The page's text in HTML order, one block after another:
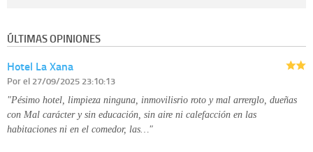
Derechos:tiene derecho a saber qué información tenemos sobre usted,
disponible en nuestra página web.
Información complementaria:
ÚLTIMAS OPINIONES
Hotel La Xana
Porel 27/09/2025 23:10:13
"Pésimo hotel, limpieza ninguna, inmovilisrio roto y mal arrerglo, dueñas
con Mal carácter y sin educación, sin aire ni calefacción en las
habitaciones ni en el comedor, las…"